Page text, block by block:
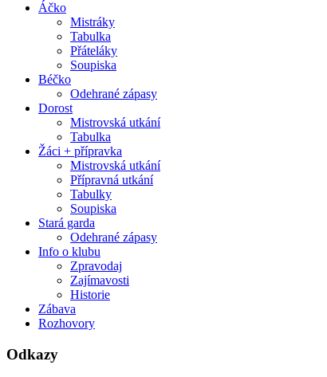
Áčko
Mistráky
Tabulka
Přáteláky
Soupiska
Béčko
Odehrané zápasy
Dorost
Mistrovská utkání
Tabulka
Žáci + přípravka
Mistrovská utkání
Přípravná utkání
Tabulky
Soupiska
Stará garda
Odehrané zápasy
Info o klubu
Zpravodaj
Zajímavosti
Historie
Zábava
Rozhovory
Odkazy